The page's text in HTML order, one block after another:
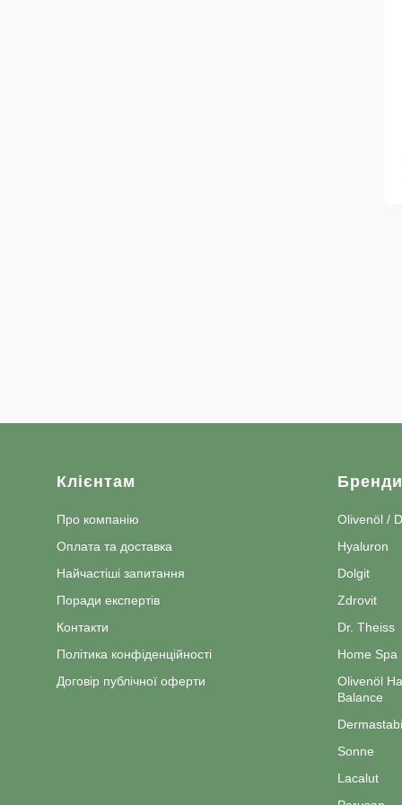
Клієнтам
Про компанію
Оплата та доставка
Найчастіші запитання
Поради експертів
Контакти
Політика конфіденційності
Договір публічної оферти
Бренди
Olivenöl /
Hyaluron
Dolgit
Zdrovit
Dr. Theiss
Home Spa
Olivenöl
Balance
Sonne
Lacalut